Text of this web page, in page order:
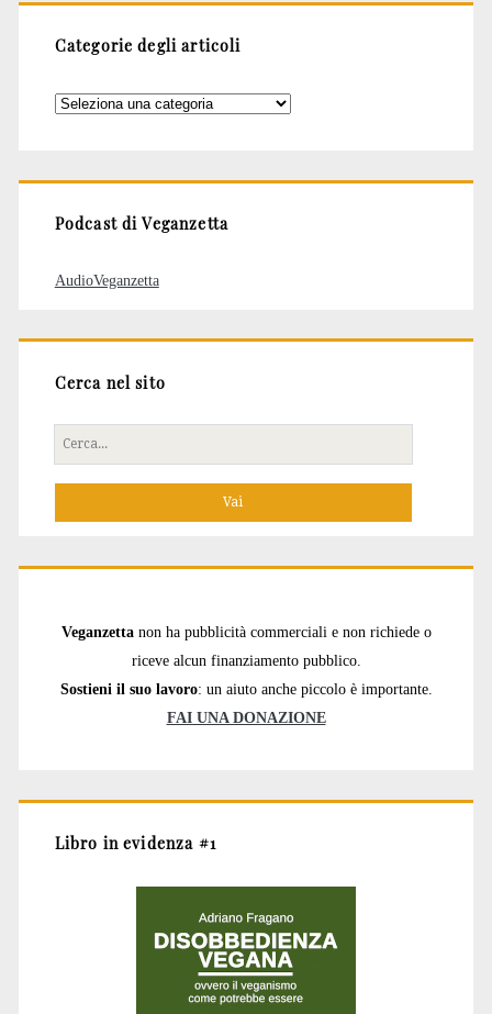
Categorie degli articoli
Categorie
Podcast di Veganzetta
AudioVeganzetta
Cerca nel sito
Cerca
per:
Veganzetta non ha pubblicità commerciali e non richiede o
riceve alcun finanziamento pubblico.
Sostieni il suo lavoro: un aiuto anche piccolo è importante.
FAI UNA DONAZIONE
Libro in evidenza #1